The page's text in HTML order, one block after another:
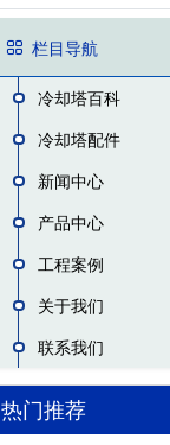
栏目导航
冷却塔百科
冷却塔配件
新闻中心
产品中心
工程案例
关于我们
联系我们
热门推荐